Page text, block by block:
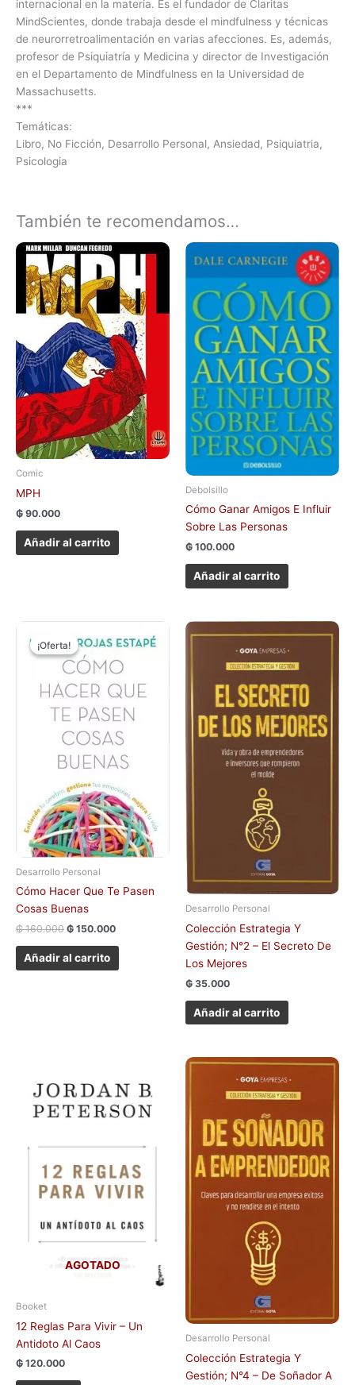
internacional en la materia. Es el fundador de Claritas
MindScientes, donde trabaja desde el mindfulness y técnicas
de neurorretroalimentación en varias afecciones. Es, además,
profesor de Psiquiatría y Medicina y director de Investigación
en el Departamento de Mindfulness en la Universidad de
Massachusetts.
***
Temáticas:
Libro, No Ficción, Desarrollo Personal, Ansiedad, Psiquiatria,
Psicologia
También te recomendamos…
Comic
MPH
₲ 90.000
Añadir al carrito
Debolsillo
Cómo Ganar Amigos E Influir
Sobre Las Personas
₲ 100.000
Añadir al carrito
¡Oferta!
¡Oferta!
Desarrollo Personal
Cómo Hacer Que Te Pasen
Cosas Buenas
₲160.000
precio
original
era:
₲ 160.000.
₲ 150.000
precio
actual
es:
₲ 150.000.
Añadir al carrito
Desarrollo Personal
Colección Estrategia Y
Gestión; N°2 – El Secreto De
Los Mejores
₲ 35.000
Añadir al carrito
AGOTADO
Booket
12 Reglas Para Vivir – Un
Antidoto Al Caos
₲ 120.000
Desarrollo Personal
Colección Estrategia Y
Gestión; N°4 – De Soñador A